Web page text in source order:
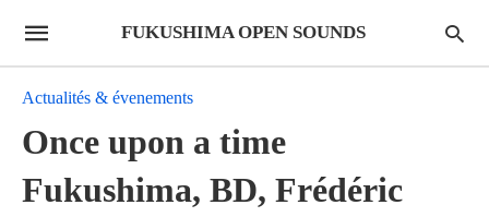
FUKUSHIMA OPEN SOUNDS
Actualités & évenements
Once upon a time
Fukushima, BD, Frédéric